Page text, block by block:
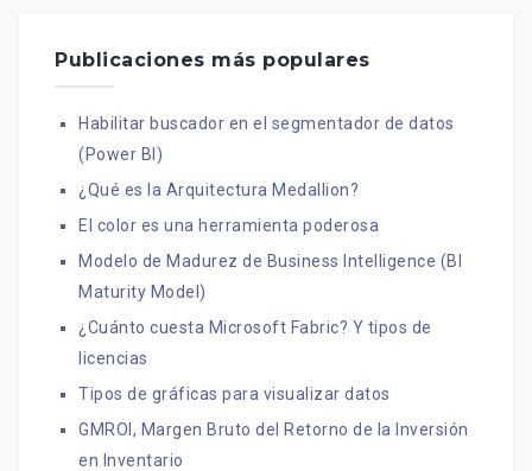
Publicaciones más populares
Habilitar buscador en el segmentador de datos
(Power BI)
¿Qué es la Arquitectura Medallion?
El color es una herramienta poderosa
Modelo de Madurez de Business Intelligence (BI
Maturity Model)
¿Cuánto cuesta Microsoft Fabric? Y tipos de
licencias
Tipos de gráficas para visualizar datos
GMROI, Margen Bruto del Retorno de la Inversión
en Inventario